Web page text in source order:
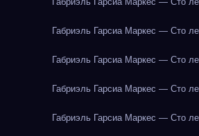
Габриэль Гарсиа Маркес — Сто
Габриэль Гарсиа Маркес — Сто
Габриэль Гарсиа Маркес — Сто
Габриэль Гарсиа Маркес — Сто